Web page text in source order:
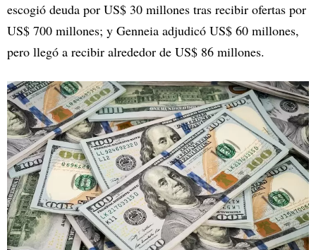
escogió deuda por US$ 30 millones tras recibir ofertas por
US$ 700 millones; y Genneia adjudicó US$ 60 millones,
pero llegó a recibir alrededor de US$ 86 millones.